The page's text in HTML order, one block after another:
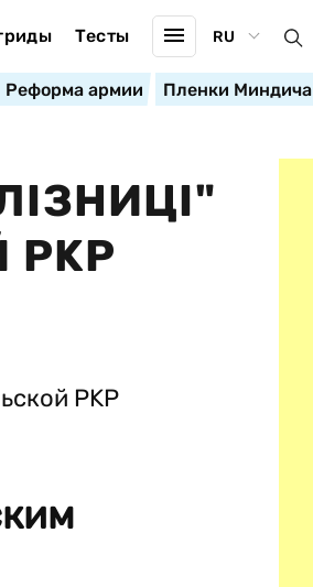
Тесты RU
Реформа армии Пленки Миндича